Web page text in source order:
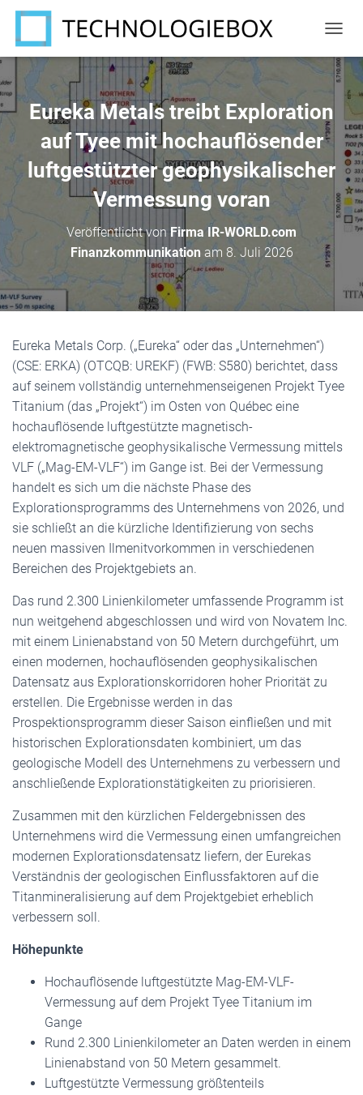
A
V
O
U
M
Eureka Metals treibt Exploration
auf Tyee mit hochauflösender
luftgestützter geophysikalischer
Vermessung voran
Veröffentlicht von Firma IR-WORLD.com
Finanzkommunikationam 8. Juli 2026
Eureka Metals Corp. („Eureka“ oder das „Unternehmen“)
(CSE: ERKA) (OTCQB: UREKF) (FWB: S580) berichtet, dass
auf seinem vollständig unternehmenseigenen Projekt Tyee
Titanium (das „Projekt“) im Osten von Québec eine
hochauflösende luftgestützte magnetisch-
elektromagnetische geophysikalische Vermessung mittels
VLF („Mag-EM-VLF“) im Gange ist. Bei der Vermessung
handelt es sich um die nächste Phase des
Explorationsprogramms des Unternehmens von 2026, und
sie schließt an die kürzliche Identifizierung von sechs
neuen massiven Ilmenitvorkommen in verschiedenen
Bereichen des Projektgebiets an.
Das rund 2.300 Linienkilometer umfassende Programm ist
nun weitgehend abgeschlossen und wird von Novatem Inc.
mit einem Linienabstand von 50 Metern durchgeführt, um
einen modernen, hochauflösenden geophysikalischen
Datensatz aus Explorationskorridoren hoher Priorität zu
erstellen. Die Ergebnisse werden in das
Prospektionsprogramm dieser Saison einfließen und mit
historischen Explorationsdaten kombiniert, um das
geologische Modell des Unternehmens zu verbessern und
anschließende Explorationstätigkeiten zu priorisieren.
Zusammen mit den kürzlichen Feldergebnissen des
Unternehmens wird die Vermessung einen umfangreichen
modernen Explorationsdatensatz liefern, der Eurekas
Verständnis der geologischen Einflussfaktoren auf die
Titanmineralisierung auf dem Projektgebiet erheblich
verbessern soll.
Höhepunkte
Hochauflösende luftgestützte Mag-EM-VLF-
Vermessung auf dem Projekt Tyee Titanium im
Gange
Rund 2.300 Linienkilometer an Daten werden in einem
Linienabstand von 50 Metern gesammelt.
Luftgestützte Vermessung größtenteils